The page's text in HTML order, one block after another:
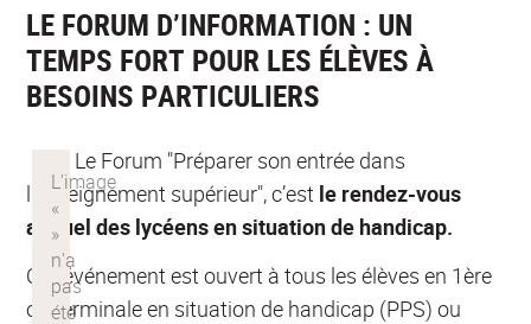
LE FORUM D’INFORMATION : UN
TEMPS FORT POUR LES ÉLÈVES À
BESOINS PARTICULIERS
Le Forum "Préparer son entrée dans
l'enseignement supérieur", c’est le rendez-vous
annuel des lycéens en situation de handicap.
Cet événement est ouvert à tous les élèves en 1ère
ou terminale en situation de handicap (PPS) ou